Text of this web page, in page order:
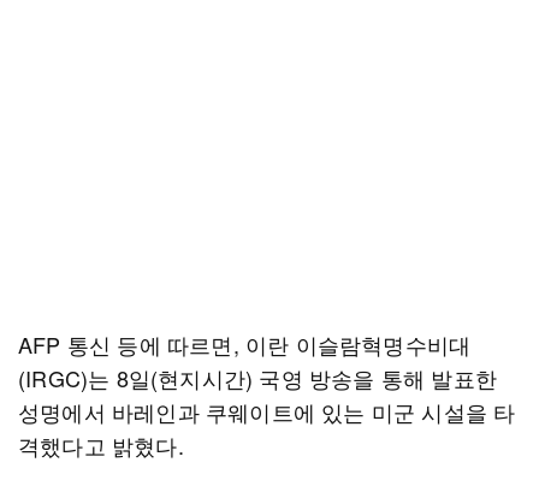
AFP 통신 등에 따르면, 이란 이슬람혁명수비대
(IRGC)는 8일(현지시간) 국영 방송을 통해 발표한
성명에서 바레인과 쿠웨이트에 있는 미군 시설을 타
격했다고 밝혔다.